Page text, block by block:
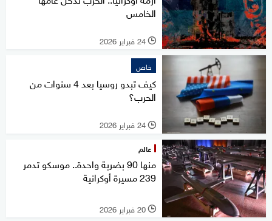
الخامس
l 24 فبراير 2026
خاص
كيف تبدو روسيا بعد 4 سنوات من
الحرب؟
l 24 فبراير 2026
عالم
منها 90 بضربة واحدة.. موسكو تدمر
239 مسيرة أوكرانية
l 20 فبراير 2026